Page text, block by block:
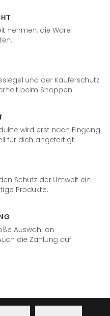
nehmen, die Ware
und der Käuferschutz
beim Shoppen.
wird erst nach Eingang
für dich angefertigt.
Schutz der Umwelt ein
Produkte.
Auswahl an
die Zahlung auf
·